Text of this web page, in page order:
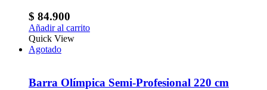
$ 84.900
Añadir al carrito
Quick View
Agotado
Barra Olímpica Semi-Profesional 220 cm